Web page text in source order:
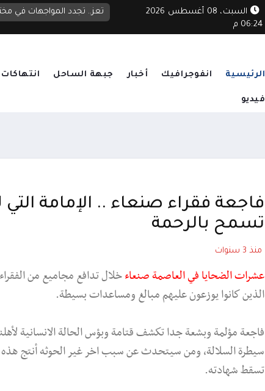
السبت، 08 أغسطس 2026
06:24 م
تعز.. تجدد المواجهات في
الرئيسية انفوجرافيك أخبار جبهة الساحل انتهاكات
فيديو
فاجعة فقراء صنعاء .. الإمامة التي
تسمح بالرحمة
منذ 3 سنوات
عشرات الضحايا في العاصمة صنعاءخلال تدافع مجاميع من
الذين كانوا يوزعون عليهم مبالغ ومساعدات بسيطة.
فاجعة مؤلمة وبشعة جدا تكشف قتامة وبؤس الحالة الانسانية
سيطرة السلالة، ومن سيتحدث عن سبب اخر غير الحوثه أنتج
تسقط شهادته.